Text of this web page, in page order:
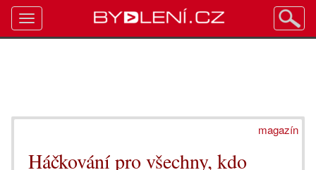
magazín
Háčkování pro všechny, kdo
Toggle
navigation